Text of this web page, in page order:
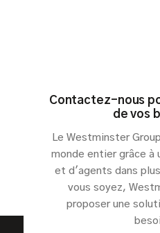
Contactez-nous
de vos
Le Westminster
monde entier grâce à
et d'agents dans
vous soyez,
proposer une